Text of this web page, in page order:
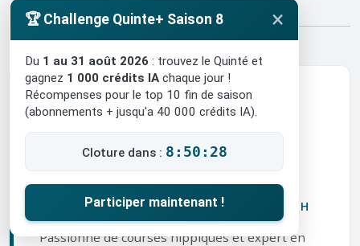
Paul Roulleau
DATA SCIENTIST & FONDATEUR DE TURF.BZH
Passionné de courses hippiques et expert en
🏆 Challenge Quinte+ Saison 8 ×
Du 1 au 31 août 2026 : trouvez le Quinté et
gagnez 1 000 crédits IA chaque jour !
Récompenses pour le top 10 fin de saison
(abonnements + jusqu'a 40 000 crédits IA).
Cloture dans : 8:50:26
Participer maintenant !